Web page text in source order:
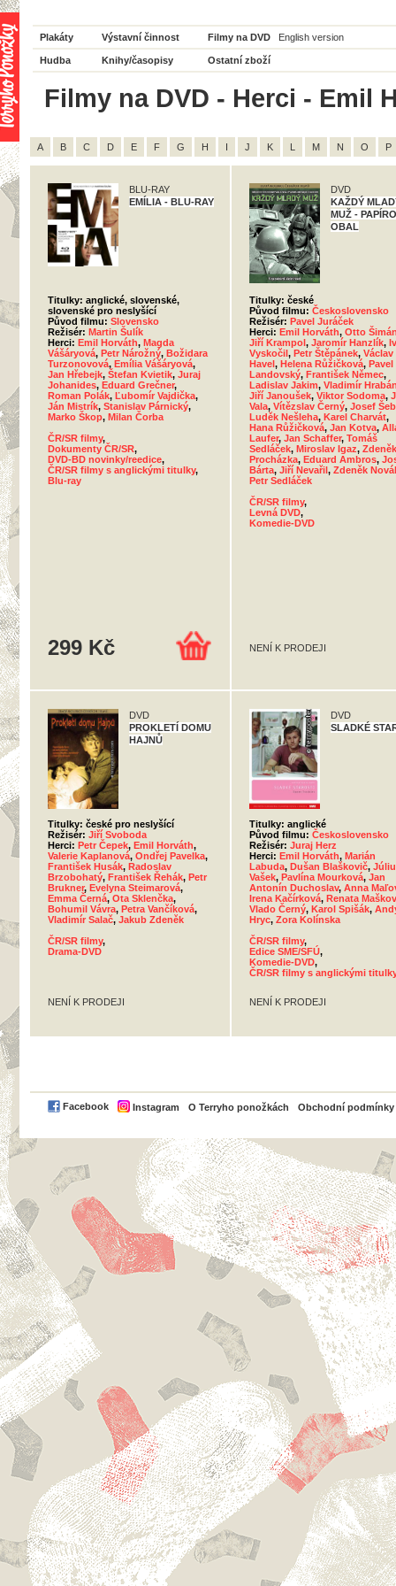
Plakáty Výstavní činnost Filmy na DVD English version
Hudba Knihy/časopisy Ostatní zboží
Filmy na DVD - Herci - Emil
A B C D E F G H I J K L M N O P
BLU-RAY
EMÍLIA - BLU-RAY
Titulky: anglické, slovenské,
slovenské pro neslyšící
Původ filmu: Slovensko
Režisér: Martin Šulík
Herci: Emil Horváth, Magda
Vášáryová, Petr Nárožný, Božidara
Turzonovová, Emília Vášáryová,
Jan Hřebejk, Štefan Kvietik, Juraj
Johanides, Eduard Grečner,
Roman Polák, Ľubomír Vajdička,
Ján Mistrík, Stanislav Párnický,
Marko Škop, Milan Čorba
ČR/SR filmy,
Dokumenty ČR/SR,
DVD-BD novinky/reedice,
ČR/SR filmy s anglickými titulky,
Blu-ray
299 Kč
DVD
KAŽDÝ
MUŽ -
OBAL
Titulky: české
Původ filmu: Československo
Režisér: Pavel Juráček
Herci: Emil Horváth, Otto
Jiří Krampol, Jaromír Hanzlík,
Vyskočil, Petr Štěpánek, Václav
Havel, Helena Růžičková, Pavel
Landovský, František Němec,
Ladislav Jakim, Vladimír
Jiří Janoušek, Viktor Sodoma,
Vala, Vítězslav Černý, Josef
Luděk Nešleha, Karel Charvát,
Hana Růžičková, Jan Kotva,
Laufer, Jan Schaffer, Tomáš
Sedláček, Miroslav Igaz, Zdeněk
Procházka, Eduard Ambros,
Bárta, Jiří Nevařil, Zdeněk
Petr Sedláček
ČR/SR filmy,
Levná DVD,
Komedie-DVD
NENÍ K PRODEJI
DVD
PROKLETÍ DOMU
HAJNŮ
Titulky: české pro neslyšící
Režisér: Jiří Svoboda
Herci: Petr Čepek, Emil Horváth,
Valerie Kaplanová, Ondřej Pavelka,
František Husák, Radoslav
Brzobohatý, František Řehák, Petr
Brukner, Evelyna Steimarová,
Emma Černá, Ota Sklenčka,
Bohumil Vávra, Petra Vančíková,
Vladimír Salač, Jakub Zdeněk
ČR/SR filmy,
Drama-DVD
NENÍ K PRODEJI
DVD
SLADKÉ
Titulky: anglické
Původ filmu: Československo
Režisér: Juraj Herz
Herci: Emil Horváth, Marián
Labuda, Dušan Blaškovič,
Vašek, Pavlína Mourková, Jan
Antonín Duchoslav, Anna
Irena Kačírková, Renata
Vlado Černý, Karol Spišák,
Hryc, Zora Kolínska
ČR/SR filmy,
Edice SME/SFÚ,
Komedie-DVD,
ČR/SR filmy s anglickými
NENÍ K PRODEJI
Facebook Instagram O Terryho ponožkách Obchodní podmínky
PayPal